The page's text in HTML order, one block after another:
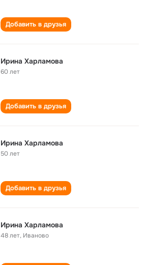
Добавить в друзья
Ирина Харламова
60 лет
Добавить в друзья
Ирина Харламова
50 лет
Добавить в друзья
Ирина Харламова
48 лет, Иваново